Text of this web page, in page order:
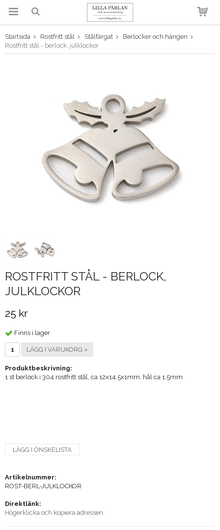
Produkten har blivit tillagd i
varukorgen
Startsida Rostfritt stål Stålfärgat
Berlocker och hängen
Rostfritt stål - berlock, julklockor
ROSTFRITT STÅL - BERLOCK,
JULKLOCKOR
25 kr
Finns i lager
LÄGG I VARUKORG »
Produktbeskrivning:
1 st berlock i 304 rostfritt stål, ca 12x14.5x1mm, hål ca 1.5mm
LÄGG I ÖNSKELISTA
Artikelnummer:
ROST-BERL-JULKLOCKOR
Direktlänk:
Högerklicka och kopiera adressen